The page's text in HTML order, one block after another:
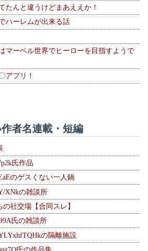
たんと違うけどまあええか！
ハーレムが出来る話
マーベル世界でヒーローを目指すようで
アプリ！
者名連載・短編
氏作品
のゲスくない一人鍋
XNkの雑談所
の社交場【合同スレ】
氏の雑談所
の隔離施設